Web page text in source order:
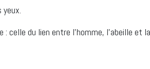
yeux.
celle du lien entre l’homme, l’abeille et la